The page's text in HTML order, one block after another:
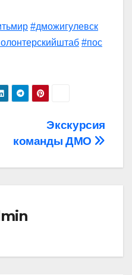
#дможигулевск
#пос
Экскурсия
команды ДМО